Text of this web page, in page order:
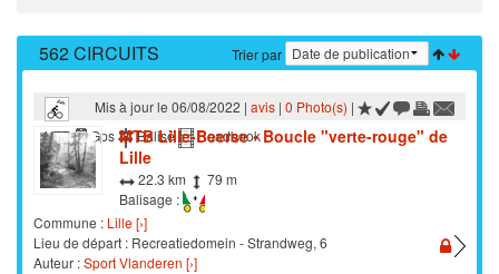
Trier par
562 CIRCUITS
Mis à jour le 06/08/2022 | avis| 0 Photo(s) |
VTT
Gps Balisé Roadbook
MTB Lille-Beerse • Boucle "verte-rouge" de
Lille
22.3 km
79 m
Balisage :
Commune : Lille [›]
Lieu de départ : Recreatiedomein - Strandweg, 6
Auteur :Sport Vlanderen [›]